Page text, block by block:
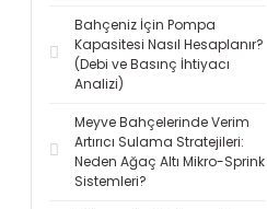
Bahçeniz İçin Pompa
Kapasitesi Nasıl Hesaplanır?
(Debi ve Basınç İhtiyacı
Analizi)
Meyve Bahçelerinde Verim
Artırıcı Sulama Stratejileri:
Neden Ağaç Altı Mikro-Sprink
Sistemleri?